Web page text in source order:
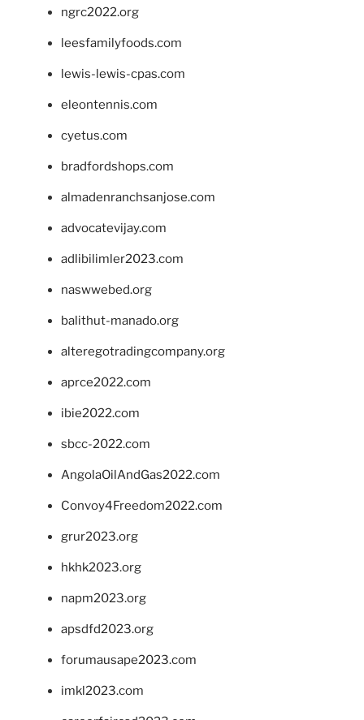
ngrc2022.org
leesfamilyfoods.com
lewis-lewis-cpas.com
eleontennis.com
cyetus.com
bradfordshops.com
almadenranchsanjose.com
advocatevijay.com
adlibilimler2023.com
naswwebed.org
balithut-manado.org
alteregotradingcompany.org
aprce2022.com
ibie2022.com
sbcc-2022.com
AngolaOilAndGas2022.com
Convoy4Freedom2022.com
grur2023.org
hkhk2023.org
napm2023.org
apsdfd2023.org
forumausape2023.com
imkl2023.com